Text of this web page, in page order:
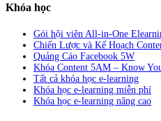
Khóa học
Gói hội viên All-in-One
Chiến Lược và Kế Hoạch
Quảng Cáo Facebook 5W
Khóa Content 5AM – Know
Tất cả khóa học e-learning
Khóa học e-learning miễn phí
Khóa học e-learning nâng cao